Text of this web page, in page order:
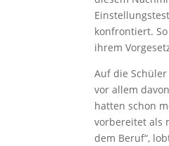
konfrontiert.
ihrem
Auf die
vor allem
hatten schon
vorbereitet als
dem Beruf“,